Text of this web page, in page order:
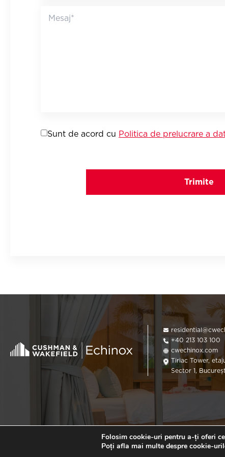
Sunt de acord cu Politica de prelucrare a
+40 213 103 100
cwechinox.com
Tiriac Tower,
Sector 1,
Folosim cookie-uri pentru a-ți oferi
Poți afla mai multe despre cookie-